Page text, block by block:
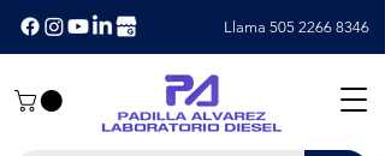
Llama 505 2266 8346